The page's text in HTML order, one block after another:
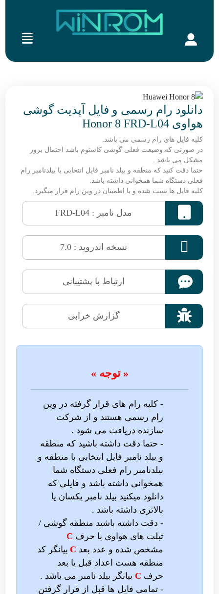
دانلود رام رسمی و فایل آپدیت گوشی
هواوی Honor 8 FRD-L04
کلیه فایل های رام رسمی می باشد.
در صورتی که وضیعت فعلی گوشی کاستوم باشد احتمال بروز
مشکل می باشد .
حتما دقت کنید که منطقه و بیلد نامبر فایل انتخابی با بیلدنامبر رام
فعلی دستگاه شما همخوانی داشته باشد.
کلیه فایل ها تست شده و با اطمینان در وین رام قرار میگیرد.
مدل نامبر : FRD-L04
 نسخه اندروید : 7.0
ارتباط با پشتیبانی
 گزارش خرابی
« توجه »
- کلیه رام های قرار گرفته در وین
رام رسمی هستند و از شرکت
سازنده دریافت می شود .
- حتما دقت داشته باشید که منطقه
و بیلد نامبر فایل انتخابی با منطقه و
بیلدنامبر رام فعلی دستگاه شما
همخوانی داشته باشد و فایلی که
دانلود میکنید بیلد نامبر یکسان یا
بالاتری داشته باشد .
- دقت داشته باشید منطقه گوشی /
تبلت های هواوی با حرف C
مشخص شده و عدد بعد C بیانگر کد
منطقه هست اعداد قبل یا بعد
حرف C بیانگر بیلد نامبر می باشد .
- تمامی فایل ها قبل از قرار گرفتن